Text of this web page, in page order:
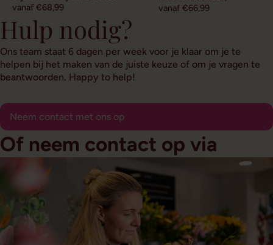
vanaf €68,99 vanaf €66,99
Hulp nodig?
Ons team staat 6 dagen per week voor je klaar om je te
helpen bij het maken van de juiste keuze of om je vragen te
beantwoorden. Happy to help!
Neem contact met ons op
Of neem contact op via